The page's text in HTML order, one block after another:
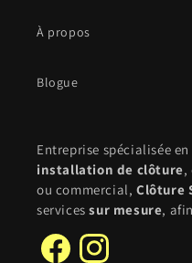
À propos
Blogue
Entreprise spécialisée en
installation de clôture,
ou commercial, Clôture
servicessur mesure,
FacebookInstagram